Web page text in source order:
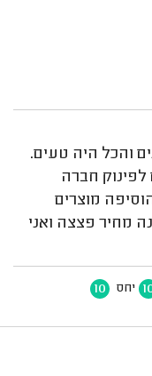
והכל היה טעים.
לפינוק חברה
מוצרים
מחיר פצצה ואני
יחס 10